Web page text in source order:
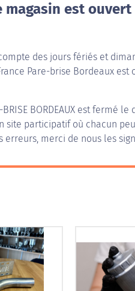
est ouvert
des jours fériés et
Pare-brise Bordeaux est
BRISE BORDEAUX est fermé le
site participatif où chacun
erreurs, merci de nous les